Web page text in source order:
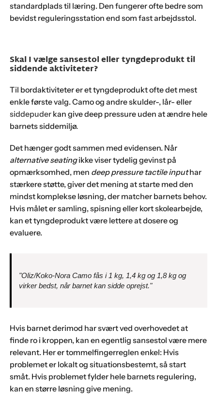
standardplads til læring. Den fungerer ofte bedre som
bevidst reguleringsstation end som fast arbejdsstol.
Skal I vælge sansestol eller tyngdeprodukt til
siddende aktiviteter?
Til bordaktiviteter er et tyngdeprodukt ofte det mest
enkle første valg. Camo og andre skulder-, lår- eller
siddepuderkan give deep pressure uden at ændre hele
barnets siddemiljø.
Det hænger godt sammen med evidensen. Når
alternative seatingikke viser tydelig gevinst på
opmærksomhed, men deep pressure tactile inputhar
stærkere støtte, giver det mening at starte med den
mindst komplekse løsning, der matcher barnets behov.
Hvis målet er samling, spisning eller kort skolearbejde,
kan et tyngdeprodukt være lettere at dosere og
evaluere.
"Oliz/Koko-Nora Camo fås i 1 kg, 1,4 kg og 1,8 kg og
virker bedst, når barnet kan sidde oprejst."
Hvis barnet derimod har svært ved overhovedet at
finde ro i kroppen, kan en egentlig sansestol være mere
relevant. Her er tommelfingerreglen enkel: Hvis
problemet er lokalt og situationsbestemt, så start
småt. Hvis problemet fylder hele barnets regulering,
kan en større løsning give mening.